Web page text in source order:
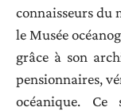
connaisseurs du
le Musée
grâce à son
pensionnaires,
océanique. Ce